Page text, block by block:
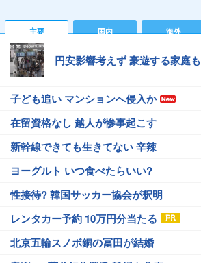
主要 国内 海外
円安影響考えず 豪遊する家庭も
子ども追い マンションへ侵入か
在留資格なし 越人が惨事起こす
新幹線できても生きてない 辛辣
ヨーグルト いつ食べたらいい?
性接待? 韓国サッカー協会が釈明
レンタカー予約 10万円分当たる
北京五輪スノボ銅の冨田が結婚